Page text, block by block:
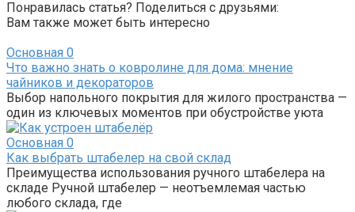
Понравилась статья? Поделиться с друзьями:
Вам также может быть интересно
Основная 0
Что важно знать о ковролине для дома: мнение
чайников и декораторов
Выбор напольного покрытия для жилого пространства —
один из ключевых моментов при обустройстве уюта
Основная 0
Как выбрать штабелер на свой склад
Преимущества использования ручного штабелера на
складе Ручной штабелер — неотъемлемая частью
любого склада, где